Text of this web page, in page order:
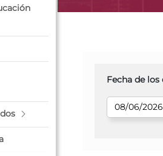
Fecha de los